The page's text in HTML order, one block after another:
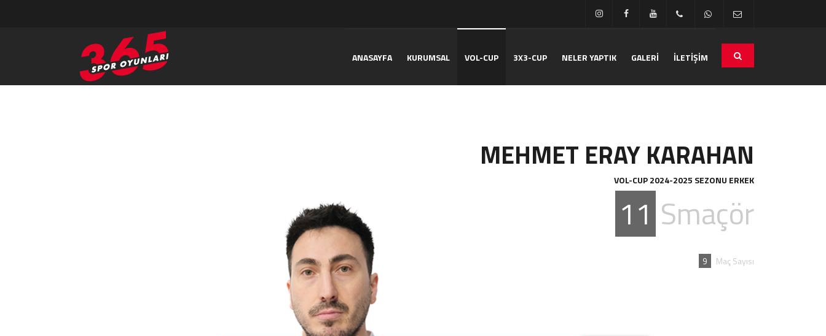
ANASAYFA KURUMSAL VOL-CUP 3X3-CUP NELER YAPTIK GALERİ İLETİŞİM
MEHMET ERAY KARAHAN
VOL-CUP 2024-2025 SEZONU ERKEK
11 Smaçör
9 Maç Sayısı